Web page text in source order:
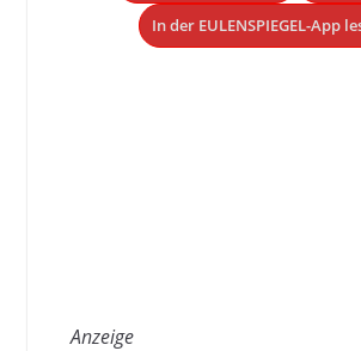
In der EULENSPIEGEL-App
Anzeige